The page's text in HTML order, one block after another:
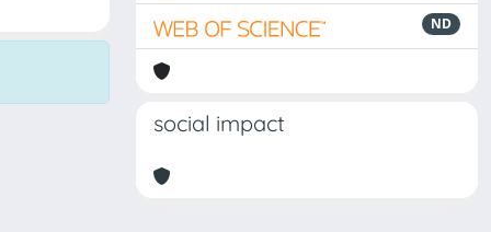
ND
social impact